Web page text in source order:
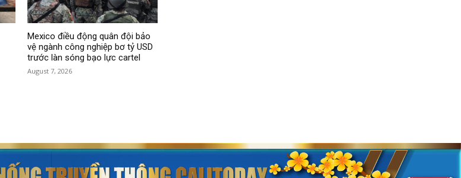
Mexico điều động quân đội bảo
vệ ngành công nghiệp bơ tỷ USD
trước làn sóng bạo lực cartel
August 7, 2026